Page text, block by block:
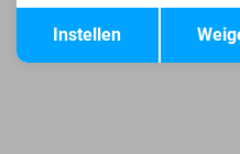
Terug
Instellen